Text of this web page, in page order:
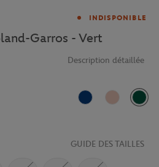
INDISPONIBLE
Garros - Vert
Description détaillée
Bleu Rose Vert
GUIDE DES TAILLES